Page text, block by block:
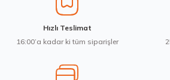
Ürün fiyatı diğer sitelerden daha pahalı.
Bu ürüne benzer farklı alternatifler olmalı.
Waterfall 215/50R17 95W XL Unique UHP Yaz
Hızlı Teslimat
16:00’a kadar ki tüm siparişler